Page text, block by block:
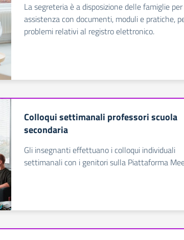
La segreteria è a disposizione delle famiglie per
assistenza con documenti, moduli e pratiche,
problemi relativi al registro elettronico.
Colloqui settimanali professori scuola
secondaria
Gli insegnanti effettuano i colloqui individuali
settimanali con i genitori sulla Piattaforma